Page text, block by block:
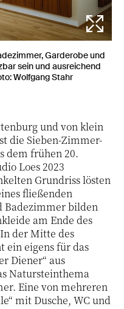
Garderobe und
sein und ausreichend
Wolfgang Stahr
und von klein
die Sieben-Zimmer-
dem frühen 20.
Loes 2023
Grundriss lösten
fließenden
Badezimmer bilden
am Ende des
der Mitte des
ein eigens für das
Diener“ aus
Natursteinthema
Eine von mehreren
mit Dusche, WC und